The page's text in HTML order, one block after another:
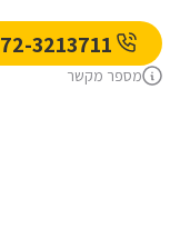
מספר מקשר